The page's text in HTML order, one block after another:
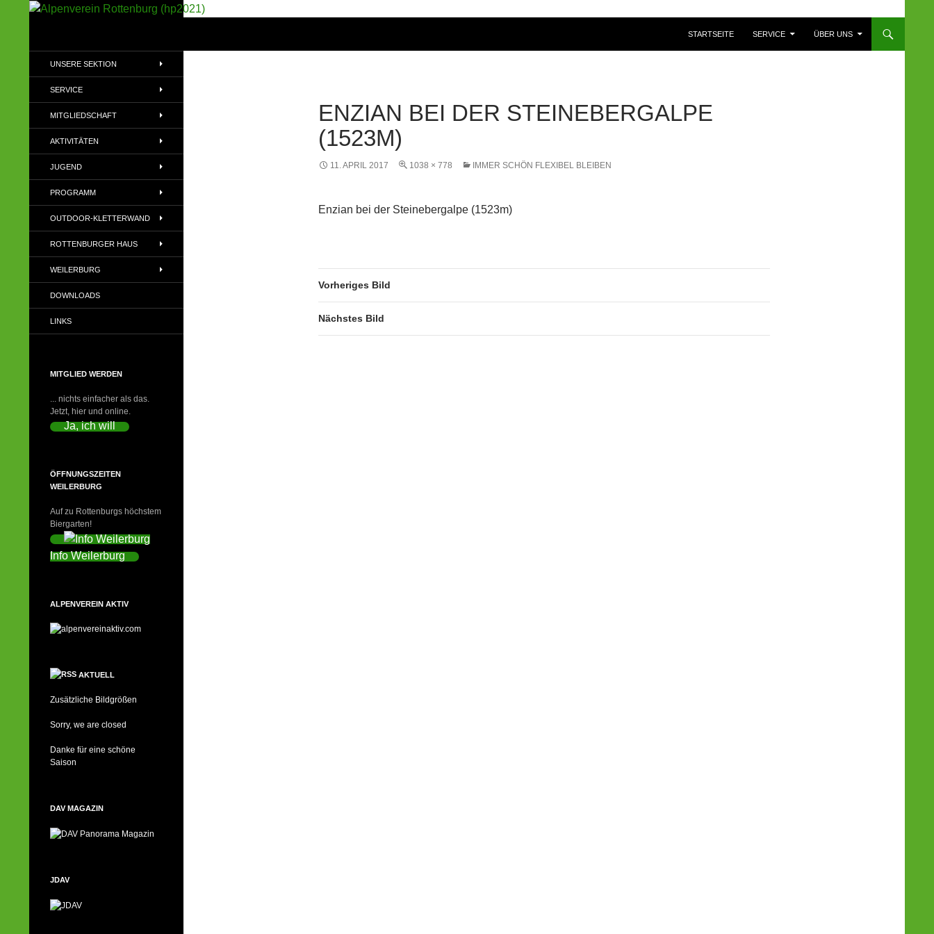
STARTSEITE
SERVICE ÜBER UNS
ENZIAN BEI DER STEINEBERGALPE
(1523M)
11. APRIL 2017 1038 × 778 IMMER SCHÖN FLEXIBEL BLEIBEN
Enzian bei der Steinebergalpe (1523m)
Vorheriges Bild
Nächstes Bild
(DAV)
UNSERE SEKTION
SERVICE
MITGLIEDSCHAFT
AKTIVITÄTEN
JUGEND
PROGRAMM
OUTDOOR-KLETTERWAND
ROTTENBURGER HAUS
WEILERBURG
DOWNLOADS
LINKS
MITGLIED WERDEN
... nichts einfacher als das.
Jetzt, hier und online.
Ja, ich will
ÖFFNUNGSZEITEN
WEILERBURG
Auf zu Rottenburgs höchstem
Biergarten!
Info Weilerburg
ALPENVEREIN AKTIV
AKTUELL
Zusätzliche Bildgrößen
Sorry, we are closed
Danke für eine schöne
Saison
DAV MAGAZIN
JDAV